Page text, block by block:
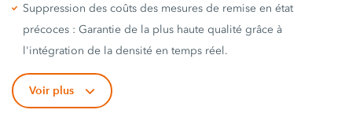
Suppression des coûts des mesures de remise en état
précoces : Garantie de la plus haute qualité grâce à
l'intégration de la densité en temps réel.
Voir plus